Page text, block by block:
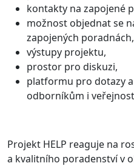
kontakty na zapojené
možnost objednat se
zapojených poradnách,
výstupy projektu,
prostor pro diskuzi,
platformu pro dotazy
odborníkům i
Projekt HELP reaguje na
a kvalitního poradenství v